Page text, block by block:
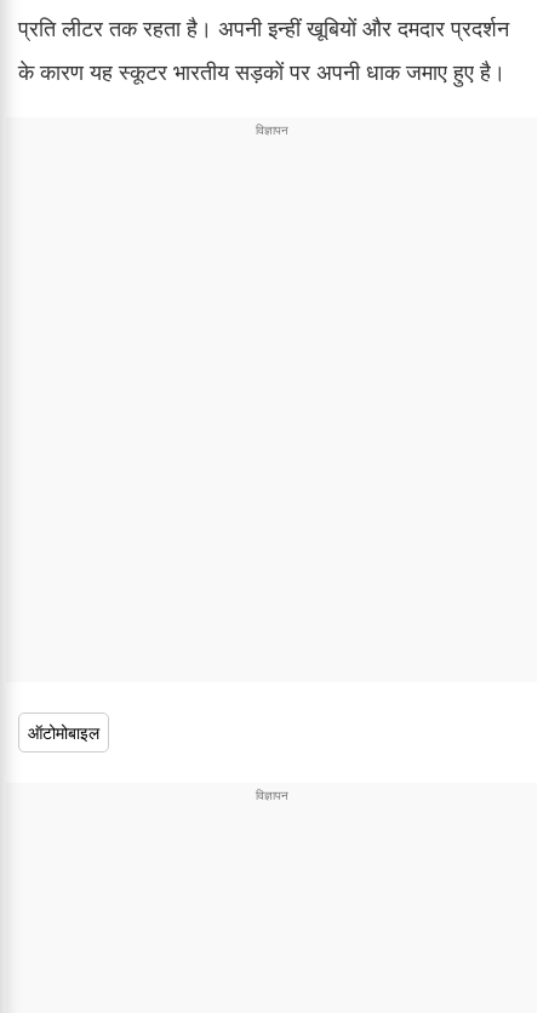
प्रति लीटर तक रहता है। अपनी इन्हीं खूबियों और दमदार प्रदर्शन
के कारण यह स्कूटर भारतीय सड़कों पर अपनी धाक जमाए हुए है।
ऑटोमोबाइल